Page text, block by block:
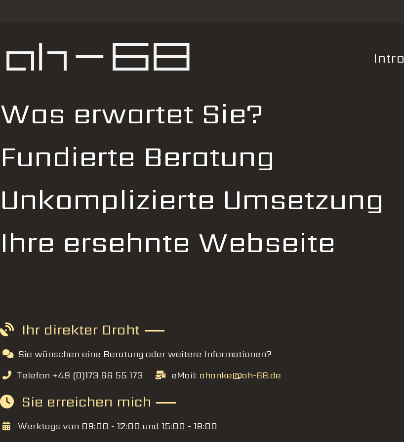
ah-68 Intro
Was erwartet Sie?
Fundierte Beratung
Unkomplizierte Umsetzung
Ihre ersehnte Webseite
Ihr direkter Draht
Sie wünschen eine Beratung oder weitere Informationen?
Telefon +49 (0)173 66 55 173
eMail: ahanke@ah-68.de
Sie erreichen mich
Werktags von 09:00 - 12:00 und 15:00 - 18:00